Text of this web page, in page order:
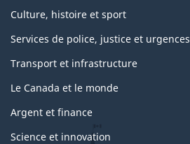
Culture, histoire et sport
Services de police, justice et urgences
Transport et infrastructure
Le Canada et le monde
Argent et finance
Science et innovation